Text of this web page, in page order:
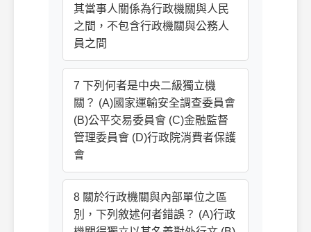
其當事人關係為行政機關與人民
之間，不包含行政機關與公務人
員之間
7 下列何者是中央二級獨立機
關？ (A)國家運輸安全調查委員會
(B)公平交易委員會 (C)金融監督
管理委員會 (D)行政院消費者保護
會
8 關於行政機關與內部單位之區
別，下列敘述何者錯誤？ (A)行政